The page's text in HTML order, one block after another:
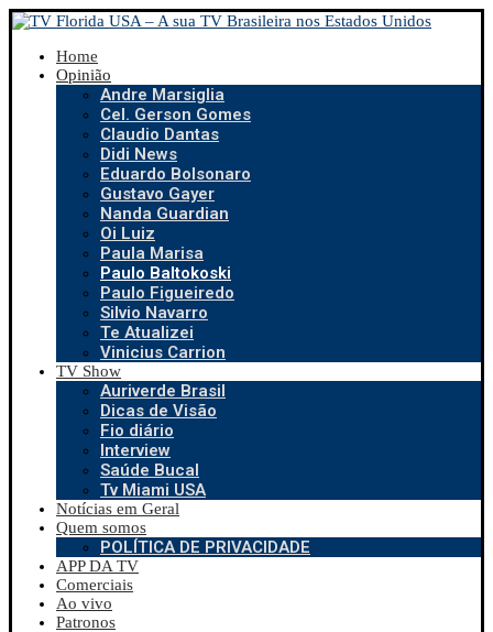
Home
Opinião
Andre Marsiglia
Cel. Gerson Gomes
Claudio Dantas
Didi News
Eduardo Bolsonaro
Gustavo Gayer
Nanda Guardian
Oi Luiz
Paula Marisa
Paulo Baltokoski
Paulo Figueiredo
Silvio Navarro
Te Atualizei
Vinicius Carrion
TV Show
Auriverde Brasil
Dicas de Visão
Fio diário
Interview
Saúde Bucal
Tv Miami USA
Notícias em Geral
Quem somos
POLÍTICA DE PRIVACIDADE
APP DA TV
Comerciais
Ao vivo
Patronos